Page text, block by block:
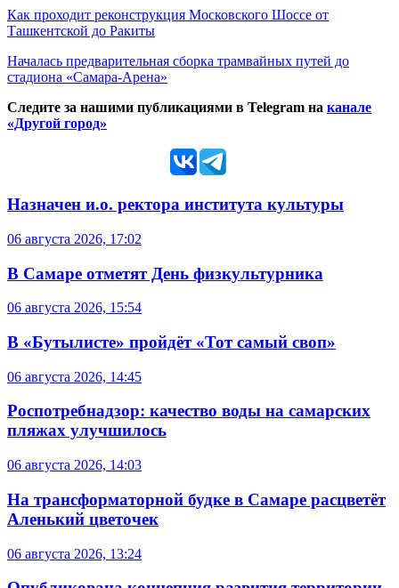
Как проходит реконструкция Московского Шоссе от
Ташкентской до Ракиты
Началась предварительная сборка трамвайных путей до
стадиона «Самара-Арена»
Следите за нашими публикациями в Telegram на канале
«Другой город»
Назначен и.о. ректора института культуры
06 августа 2026, 17:02
В Самаре отметят День физкультурника
06 августа 2026, 15:54
В «Бутылисте» пройдёт «Тот самый своп»
06 августа 2026, 14:45
Роспотребнадзор: качество воды на самарских
пляжах улучшилось
06 августа 2026, 14:03
На трансформаторной будке в Самаре расцветёт
Аленький цветочек
06 августа 2026, 13:24